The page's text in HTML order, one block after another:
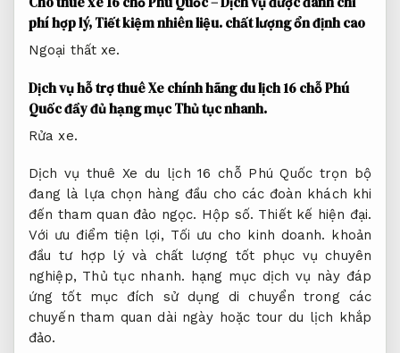
phí hợp lý,Tiết kiệm nhiên liệu.chất lượng ổn định cao
Ngoại thất xe.
Dịch vụ hỗ trợ thuê Xe chính hãng du lịch 16 chỗ Phú
Quốc đầy đủ hạng mụcThủ tục nhanh.
Rửa xe.
Dịch vụ thuê Xe du lịch 16 chỗ Phú Quốc trọn bộ
đang là lựa chọn hàng đầu cho các đoàn khách khi
đến tham quan đảo ngọc. Hộp số. Thiết kế hiện đại.
Với ưu điểm tiện lợi, Tối ưu cho kinh doanh. khoản
đầu tư hợp lý và chất lượng tốt phục vụ chuyên
nghiệp, Thủ tục nhanh. hạng mục dịch vụ này đáp
ứng tốt mục đích sử dụng di chuyển trong các
chuyến tham quan dài ngày hoặc tour du lịch khắp
đảo.